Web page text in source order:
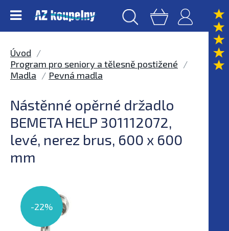
Úvod
Program pro seniory a tělesně postižené
Madla
Pevná madla
Nástěnné opěrné držadlo
BEMETA HELP 301112072,
levé, nerez brus, 600 x 600
mm
-22%